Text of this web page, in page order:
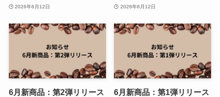
2026年6月12日 2026年6月12日
6月新商品：第2弾リリース
6月新商品：第1弾リリース